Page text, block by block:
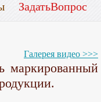
ЗадатьВопрос
Галерея видео >>>
маркированный